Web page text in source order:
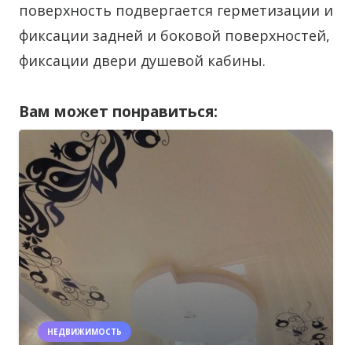
поверхность подвергается герметизации и
фиксации задней и боковой поверхностей,
фиксации двери душевой кабины.
Вам может понравиться:
НЕДВИЖИМОСТЬ